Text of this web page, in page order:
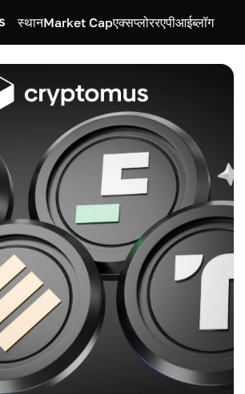
स्थानMarket Capएक्सप्लोररएपीआईब्लॉग